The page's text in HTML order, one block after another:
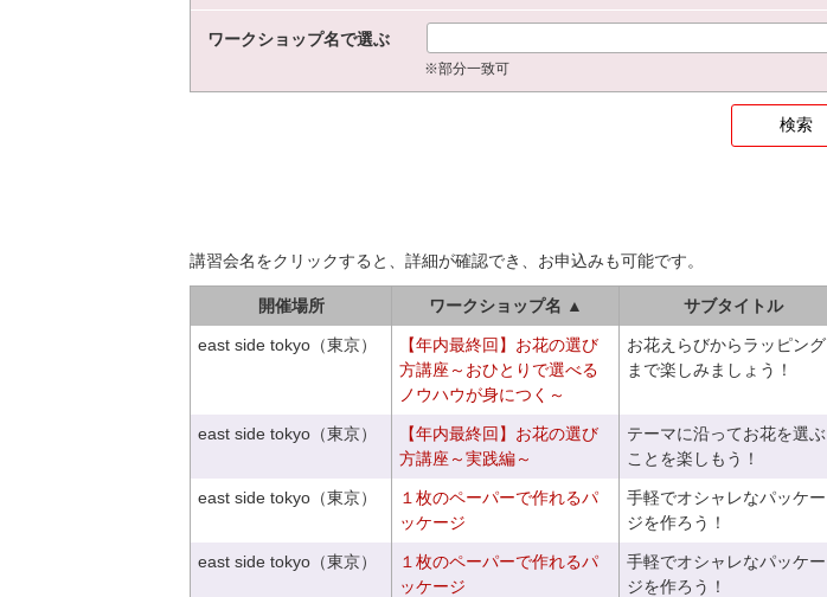
ワークショップ名で選ぶ
※部分一致可
講習会名をクリックすると、詳細が確認でき、お申込みも可能です。
開催場所 ワークショップ名 ▲ サブタイトル
east side tokyo（東京）
【年内最終回】お花の選び
方講座～おひとりで選べる
ノウハウが身につく～
お花えらびからラッピング
まで楽しみましょう！
east side tokyo（東京）
【年内最終回】お花の選び
方講座～実践編～
テーマに沿ってお花を選ぶ
ことを楽しもう！
east side tokyo（東京）
１枚のペーパーで作れるパ
ッケージ
手軽でオシャレなパッケー
ジを作ろう！
east side tokyo（東京）
１枚のペーパーで作れるパ
ッケージ
手軽でオシャレなパッケー
ジを作ろう！